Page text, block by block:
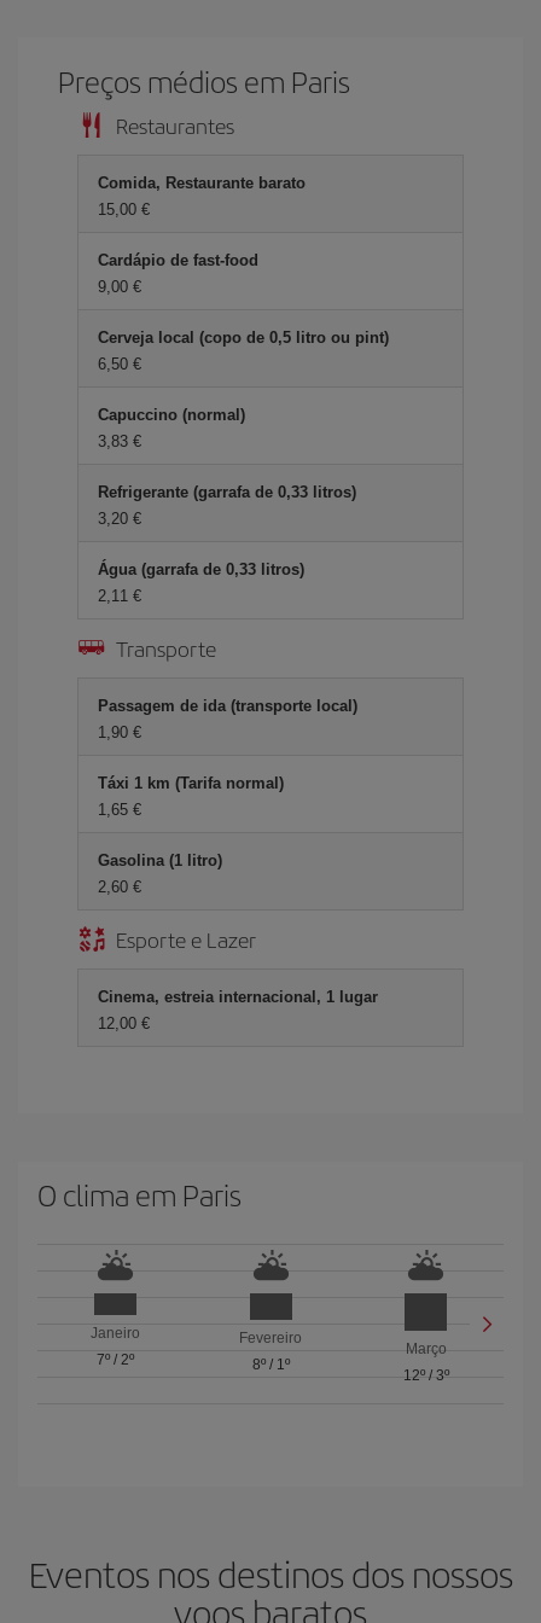
Preços médios em Paris
Restaurantes
Comida, Restaurante barato
15,00 €
Cardápio de fast-food
9,00 €
Cerveja local (copo de 0,5 litro ou pint)
6,50 €
Capuccino (normal)
3,83 €
Refrigerante (garrafa de 0,33 litros)
3,20 €
Água (garrafa de 0,33 litros)
2,11 €
Transporte
Passagem de ida (transporte local)
1,90 €
Táxi 1 km (Tarifa normal)
1,65 €
Gasolina (1 litro)
2,60 €
Esporte e Lazer
Cinema, estreia internacional, 1 lugar
12,00 €
O clima em Paris
Janeiro
7º/ 2º
Fevereiro
8º/ 1º
Março
12º/ 3º
Eventos nos destinos dos nossos
voos baratos